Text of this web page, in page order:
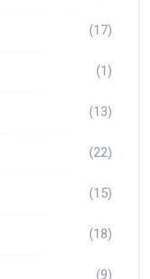
(17)
(1)
(13)
(22)
(15)
(18)
(9)